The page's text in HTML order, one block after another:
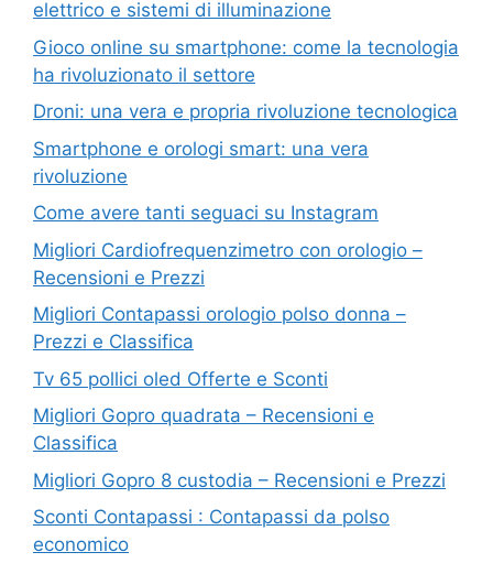
elettrico e sistemi di illuminazione
Gioco online su smartphone: come la tecnologia
ha rivoluzionato il settore
Droni: una vera e propria rivoluzione tecnologica
Smartphone e orologi smart: una vera
rivoluzione
Come avere tanti seguaci su Instagram
Migliori Cardiofrequenzimetro con orologio –
Recensioni e Prezzi
Migliori Contapassi orologio polso donna –
Prezzi e Classifica
Tv 65 pollici oled Offerte e Sconti
Migliori Gopro quadrata – Recensioni e
Classifica
Migliori Gopro 8 custodia – Recensioni e Prezzi
Sconti Contapassi : Contapassi da polso
economico